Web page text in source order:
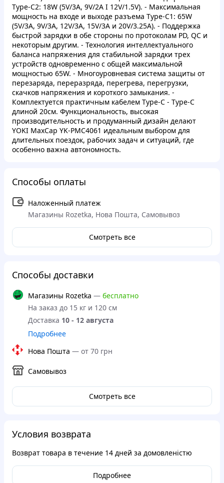
Type-C2: 18W (5V/3A, 9V/2A І 12V/1.5V). - Максимальная
мощность на входе и выходе разъема Type-C1: 65W
(5V/3A, 9V/3A, 12V/3A, 15V/3A и 20V/3.25A). - Поддержка
быстрой зарядки в обе стороны по протоколам PD, QC и
некоторым другим. - Технология интеллектуального
баланса напряжения для стабильной зарядки трех
устройств одновременно с общей максимальной
мощностью 65W. - Многоуровневая система защиты от
перезаряда, переразряда, перегрева, перегрузки,
скачков напряжения и короткого замыкания. -
Комплектуется практичным кабелем Type-C - Type-C
длиной 20см. Функциональность, высокая
производительность и продуманный дизайн делают
YOKI MaxCap YK-PMC4061 идеальным выбором для
длительных поездок, рабочих задач и ситуаций, где
особенно важна автономность.
Способы оплаты
Наложенный платеж
Магазины Rozetka, Нова Пошта, Самовывоз
Смотреть все
Способы доставки
Магазины Rozetka — бесплатно
На заказ до 15 кг и 120 см
Доставка 10 - 12 августа
Подробнее
Нова Пошта — от 70 грн
Самовывоз
Смотреть все
Условия возврата
Возврат товара в течение 14 дней за домовленістю
Подробнее